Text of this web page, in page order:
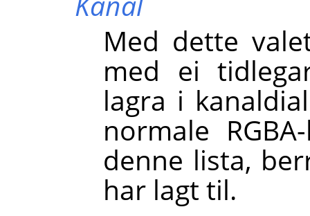
Med dette
med ei
lagra i
normale
denne lista,
har lagt til.